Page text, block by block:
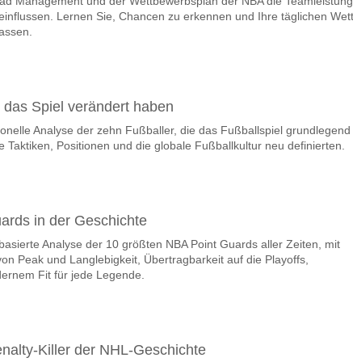
zwischen dem zu gewinnen ist Espanyol v Celta
Spiel, mit einer Wahrscheinlichkeit von 40%
Spiel punkten Espanyol v Celta Vigo?
mit einem Prozentsatz von 53%.
Espanyol v Celta Vigo?
Sie das Korrektes Ergebnis von versuchen 2-1 das hat einen
Lernen Sie, Chancen zu erkennen und Ihre täglichen
Spiel verändert haben
Analyse der zehn Fußballer, die das Fußballspiel grundlegend
Taktiken, Positionen und die globale Fußballkultur neu definierten.
in der Geschichte
Analyse der 10 größten NBA Point Guards aller Zeiten, mit
Peak und Langlebigkeit, Übertragbarkeit auf die Playoffs,
Fit für jede Legende.
Killer der NHL-Geschichte